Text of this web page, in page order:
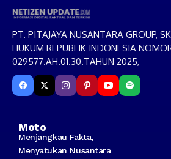
PT. PITAJAYA NUSANTARA GROUP,
HUKUM REPUBLIK INDONESIA
029577.AH.01.30.TAHUN 2025,
Moto
Menjangkau Fakta,
Menyatukan Nusantara